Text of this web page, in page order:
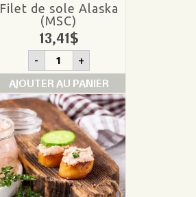
Filet de sole Alaska
(MSC)
13,41$
- quantité
de
Filet
de
sole
Alaska
(MSC)
+
AJOUTER AU PANIER